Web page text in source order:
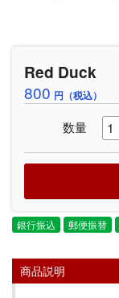
Red Duck
800 円（税込）
数量
銀行振込 郵便振替
商品説明